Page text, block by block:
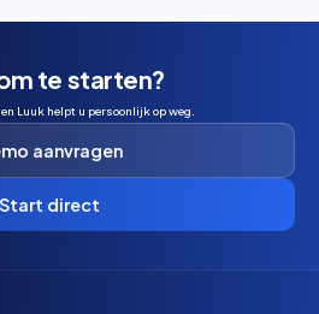
te starten?
Luuk helpt u persoonlijk op weg.
aanvragen
Start direct